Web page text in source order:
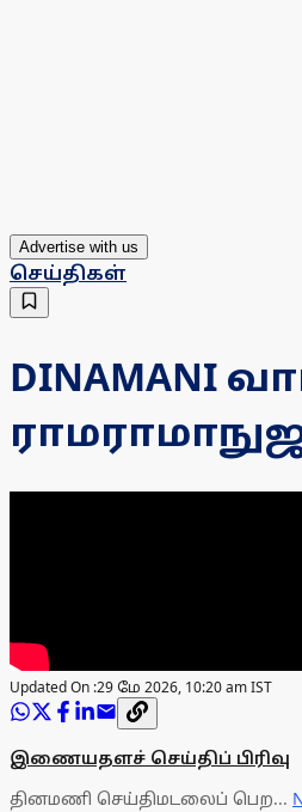
Advertise with us
செய்திகள்
DINAMANI
Updated On :29 மே 2026, 10:20 am IST
இணையதளச் செய்திப் பிரிவு
தினமணி செய்திமடலைப் பெற...